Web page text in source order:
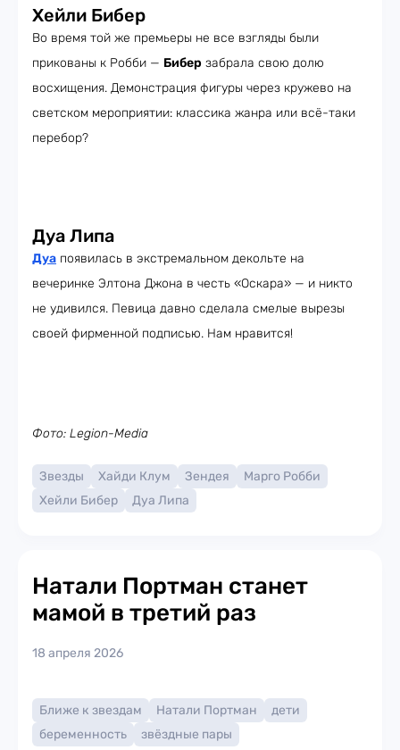
Хейли Бибер
Во время той же премьеры не все взгляды были
прикованы к Робби — Бибер забрала свою долю
восхищения. Демонстрация фигуры через кружево на
светском мероприятии: классика жанра или всё-таки
перебор?
Дуа Липа
Дуа появилась в экстремальном декольте на
вечеринке Элтона Джона в честь «Оскара» — и никто
не удивился. Певица давно сделала смелые вырезы
своей фирменной подписью. Нам нравится!
Фото: Legion-Media
Звезды Хайди Клум Зендея
Марго Робби
Хейли Бибер
Дуа Липа
Натали Портман станет
мамой в третий раз
18 апреля 2026
Ближе к звездам Натали Портман
дети
беременность
звёздные пары